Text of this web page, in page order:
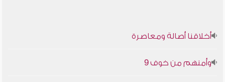
أخلاقنا أصالة ومعاصرة
وأمنهم من خوف 9